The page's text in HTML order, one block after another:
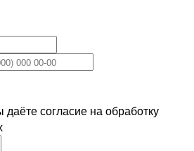
согласие на обработку